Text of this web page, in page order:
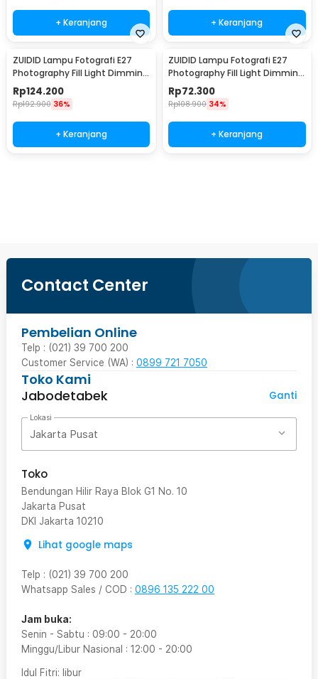
+ Keranjang + Keranjang
ZUIDID Lampu Fotografi E27
Photography Fill Light Dimming
with Remote 150W - Z-27
Rp124.200
Rp192.900 36%
+ Keranjang
ZUIDID Lampu Fotografi E27
Photography Fill Light Dimming
with Remote 85W - Z-27
Rp72.300
Rp108.900 34%
+ Keranjang
Contact Center
Pembelian Online
Telp : (021) 39 700 200
Customer Service (WA) : 0899 721 7050
Toko Kami
Jabodetabek
Ganti
Lokasi
Jakarta Pusat
Toko
Bendungan Hilir Raya Blok G1 No. 10
Jakarta Pusat
DKI Jakarta 10210
Lihat google maps
Telp : (021) 39 700 200
Whatsapp Sales / COD : 0896 135 222 00
Jam buka:
Senin - Sabtu : 09:00 - 20:00
Minggu/Libur Nasional : 12:00 - 20:00
Idul Fitri: libur